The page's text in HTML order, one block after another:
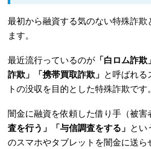
最初から融資する気のない特殊詐欺
ます。
最近流行っているのが 「白ロム詐
詐欺」「携帯買取詐欺」
と呼ばれる
トの没収を目的とした特殊詐欺です。
闇金に融資を依頼した借り手（被害
査を行う」「与信調査をする」
とい
のスマホやタブレットを闇金に送ら